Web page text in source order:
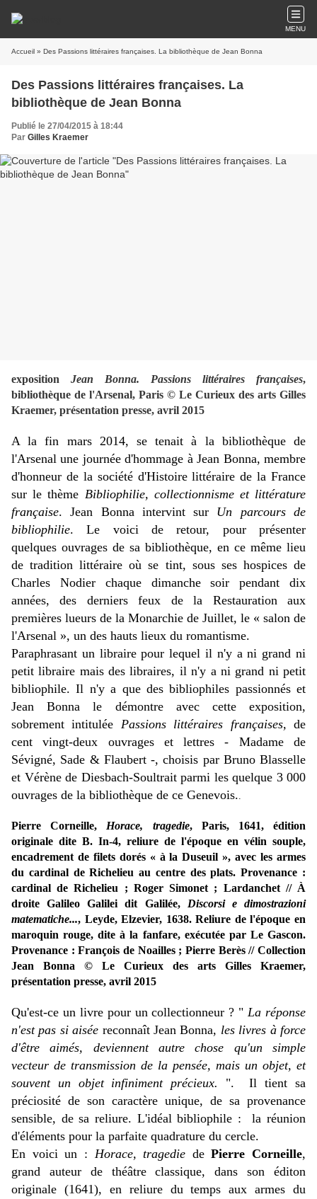
MENU
Accueil » Des Passions littéraires françaises. La bibliothèque de Jean Bonna
Des Passions littéraires françaises. La
bibliothèque de Jean Bonna
Publié le 27/04/2015 à 18:44
Par Gilles Kraemer
exposition Jean Bonna. Passions littéraires françaises,
bibliothèque de l'Arsenal, Paris © Le Curieux des arts Gilles
Kraemer, présentation presse, avril 2015
A la fin mars 2014, se tenait à la bibliothèque de
l'Arsenal une journée d'hommage à Jean Bonna, membre
d'honneur de la société d'Histoire littéraire de la France
sur le thème Bibliophilie, collectionnisme et littérature
française. Jean Bonna intervint sur Un parcours de
bibliophilie. Le voici de retour, pour présenter
quelques ouvrages de sa bibliothèque, en ce même lieu
de tradition littéraire où se tint, sous ses hospicesde
Charles Nodier chaque dimanche soir pendant dix
années, des derniers feux de la Restauration aux
premières lueurs de la Monarchie de Juillet, le « salon de
l'Arsenal », un des hauts lieux du romantisme.
Paraphrasant un libraire pour lequel il n'y a ni grand ni
petit libraire mais des libraires, il n'y a ni grand ni petit
bibliophile. Il n'y a que des bibliophiles passionnés et
Jean Bonna le démontre avec cette exposition,
sobrement intitulée Passions littéraires françaises,de
cent vingt-deux ouvrages et lettres - Madame de
Sévigné, Sade & Flaubert -, choisis par Bruno Blasselle
et Vérène de Diesbach-Soultrait parmi les quelque 3 000
ouvrages de la bibliothèque de ce Genevois..
Pierre Corneille, Horace, tragedie, Paris, 1641, édition
originale dite B. In-4, reliure de l'époque en vélin souple,
encadrement de filets dorés « à la Duseuil », avec les armes
du cardinal de Richelieu au centre des plats. Provenance :
cardinal de Richelieu ; Roger Simonet ; Lardanchet // À
droite Galileo Galilei dit Galilée, Discorsi e dimostrazioni
matematiche..., Leyde, Elzevier, 1638. Reliure de l'époque en
maroquin rouge, dite à la fanfare, exécutée par Le Gascon.
Provenance : François de Noailles ; Pierre Berès // Collection
Jean Bonna © Le Curieux des arts Gilles Kraemer,
présentation presse, avril 2015
Qu'est-ce un livre pour un collectionneur ? "La réponse
n'est pas si aisée reconnaît Jean Bonna, les livres à force
d'être aimés, deviennent autre chose qu'un simple
vecteur de transmission de la pensée, mais un objet, et
souvent un objet infiniment précieux.
". Il tient sa
préciosité de son caractère unique, de sa provenance
sensible, de sa reliure. L'idéal bibliophile : la réunion
d'éléments pour la parfaite quadrature du cercle.
En voici un : Horace, tragedie dePierre Corneille,
grand auteur de théâtre classique, dans son éditon
originale (1641), en reliure du temps aux armes du